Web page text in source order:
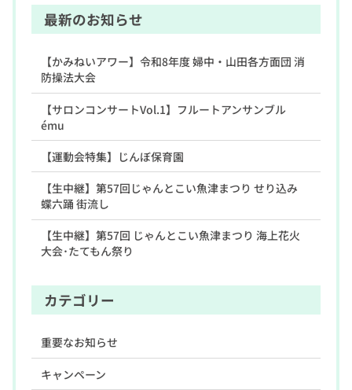
最新のお知らせ
【かみねいアワー】令和8年度 婦中・山田各方面団 消
防操法大会
【サロンコンサートVol.1】フルートアンサンブル
ému
【運動会特集】じんぼ保育園
【生中継】第57回じゃんとこい魚津まつり せり込み
蝶六踊 街流し
【生中継】第57回 じゃんとこい魚津まつり 海上花火
大会･たてもん祭り
カテゴリー
重要なお知らせ
キャンペーン